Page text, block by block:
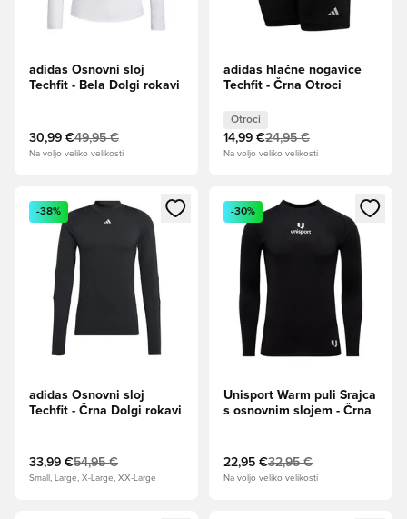
adidas Osnovni sloj
Techfit - Bela Dolgi rokavi
30,99 €49,95 €
Na voljo veliko velikosti
adidas hlačne nogavice
Techfit - Črna Otroci
Otroci
14,99 €24,95 €
Na voljo veliko velikosti
Odpre Modal za prijavo ali vpis kot član
-38%
adidas Osnovni sloj
Techfit - Črna Dolgi rokavi
33,99 €54,95 €
Small, Large, X-Large, XX-Large
Odpre Modal za prijavo ali
-30%
Unisport Warm puli Srajca
s osnovnim slojem - Črna
22,95 €32,95 €
Na voljo veliko velikosti